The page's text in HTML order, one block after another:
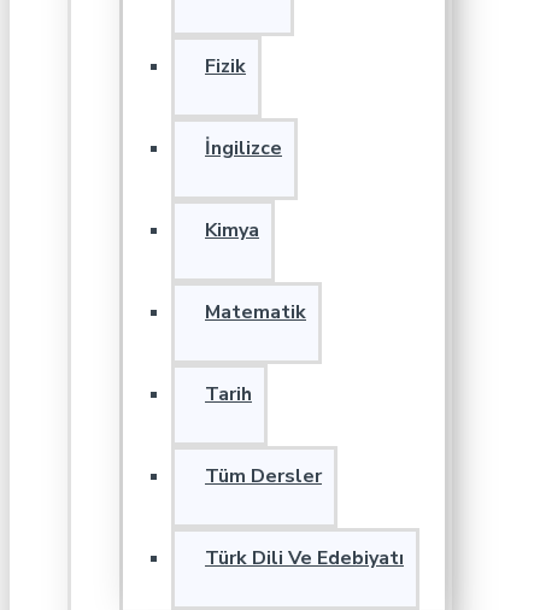
Fizik
İngilizce
Kimya
Matematik
Tarih
Tüm Dersler
Türk Dili Ve Edebiyatı